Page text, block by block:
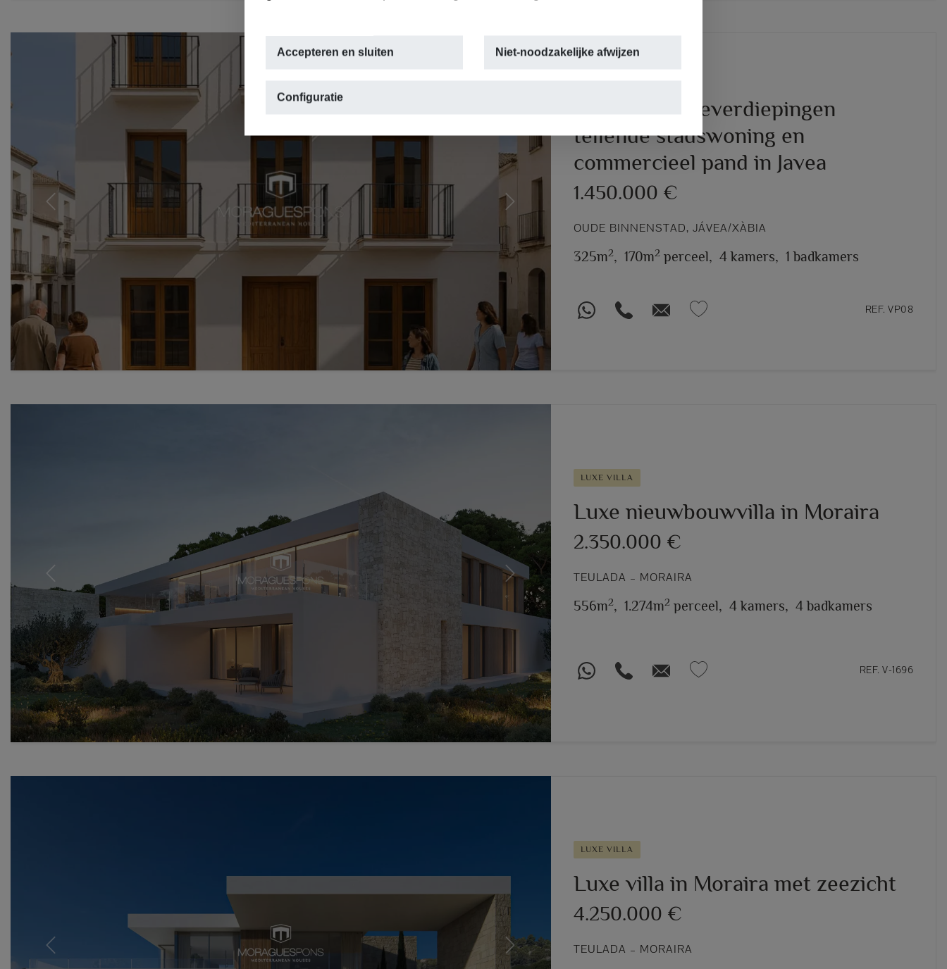
Accepteren en sluiten Niet-noodzakelijke afwijzen
Configuratie
Previous Next
Typische tweeverdiepingen
tellende stadswoning en
commercieel pand in Javea
1.450.000 €
OUDE BINNENSTAD, JÁVEA/XÀBIA
325m2, 170m2 perceel, 4 kamers, 1 badkamers
REF. VP08
Previous Next
LUXE VILLA
Luxe nieuwbouwvilla in Moraira
2.350.000 €
TEULADA – MORAIRA
556m2, 1.274m2 perceel, 4 kamers, 4 badkamers
REF. V-1696
Previous Next
LUXE VILLA
Luxe villa in Moraira met zeezicht
4.250.000 €
TEULADA – MORAIRA